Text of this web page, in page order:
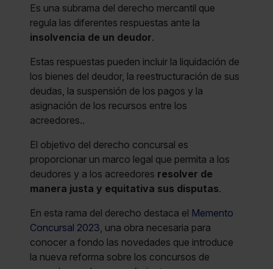
Es una subrama del derecho mercantil que
regula las diferentes respuestas ante la
insolvencia de un deudor.
Estas respuestas pueden incluir la liquidación de
los bienes del deudor, la reestructuración de sus
deudas, la suspensión de los pagos y la
asignación de los recursos entre los
acreedores..
El objetivo del derecho concursal es
proporcionar un marco legal que permita a los
deudores y a los acreedores resolver de
manera justa y equitativa sus disputas.
En esta rama del derecho destaca el Memento
Concursal 2023, una obra necesaria para
conocer a fondo las novedades que introduce
la nueva reforma sobre los concursos de